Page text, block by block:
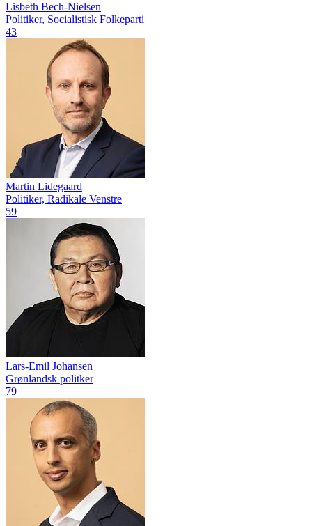
Lisbeth Bech-Nielsen
Politiker, Socialistisk Folkeparti
43
Martin Lidegaard
Politiker, Radikale Venstre
59
Lars-Emil Johansen
Grønlandsk politker
79